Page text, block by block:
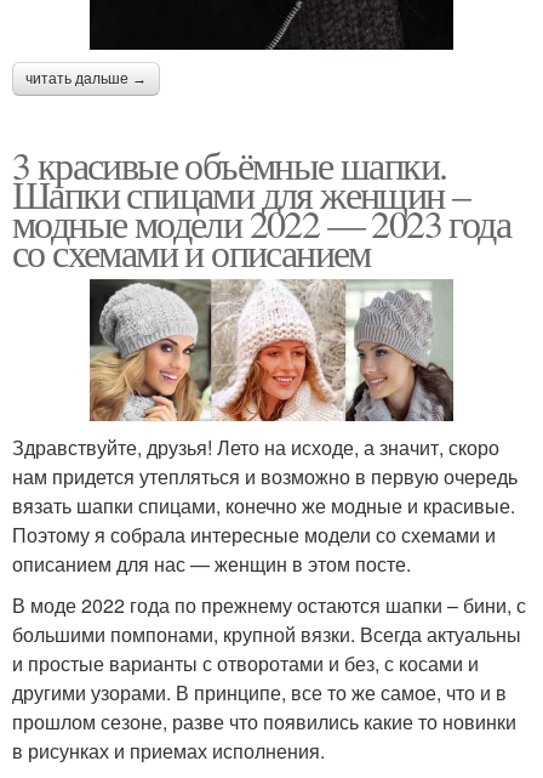
читать дальше →
3 красивые объёмные шапки.
Шапки спицами для женщин –
модные модели 2022 — 2023 года
со схемами и описанием
Здравствуйте, друзья! Лето на исходе, а значит, скоро
нам придется утепляться и возможно в первую очередь
вязать шапки спицами, конечно же модные и красивые.
Поэтому я собрала интересные модели со схемами и
описанием для нас — женщин в этом посте.
В моде 2022 года по прежнему остаются шапки – бини, с
большими помпонами, крупной вязки. Всегда актуальны
и простые варианты с отворотами и без, с косами и
другими узорами. В принципе, все то же самое, что и в
прошлом сезоне, разве что появились какие то новинки
в рисунках и приемах исполнения.